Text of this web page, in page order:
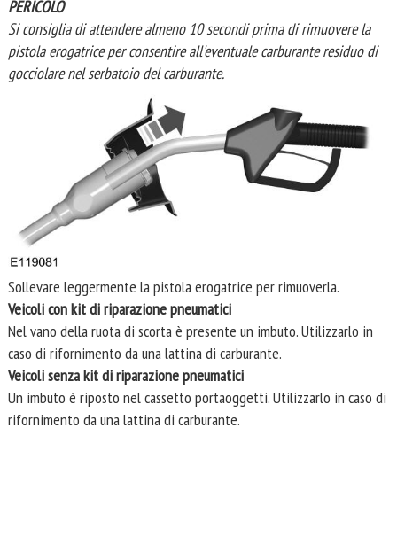
PERICOLO
Si consiglia di attendere almeno 10 secondi prima di rimuovere la
pistola erogatrice per consentire all'eventuale carburante residuo di
gocciolare nel serbatoio del carburante.
Sollevare leggermente la pistola erogatrice per rimuoverla.
Veicoli con kit di riparazione pneumatici
Nel vano della ruota di scorta è presente un imbuto. Utilizzarlo in
caso di rifornimento da una lattina di carburante.
Veicoli senza kit di riparazione pneumatici
Un imbuto è riposto nel cassetto portaoggetti. Utilizzarlo in caso di
rifornimento da una lattina di carburante.